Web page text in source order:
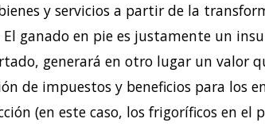
y servicios a partir de la
ganado en pie es justamente un
generará en otro lugar un valor
de impuestos y beneficios para los
(en este caso, los frigoríficos en el